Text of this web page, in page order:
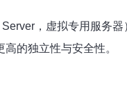
，虚拟专用服务
的独立性与安全性。